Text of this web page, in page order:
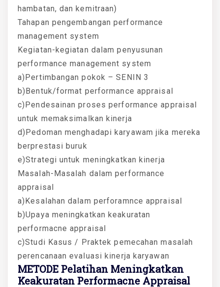
hambatan, dan kemitraan)
Tahapan pengembangan performance
management system
Kegiatan-kegiatan dalam penyusunan
performance management system
a)Pertimbangan pokok – SENIN 3
b)Bentuk/format performance appraisal
c)Pendesainan proses performance appraisal
untuk memaksimalkan kinerja
d)Pedoman menghadapi karyawam jika mereka
berprestasi buruk
e)Strategi untuk meningkatkan kinerja
Masalah-Masalah dalam performance
appraisal
a)Kesalahan dalam perforamnce appraisal
b)Upaya meningkatkan keakuratan
performacne appraisal
c)Studi Kasus / Praktek pemecahan masalah
perencanaan evaluasi kinerja karyawan
METODE Pelatihan Meningkatkan
Keakuratan Performacne Appraisal